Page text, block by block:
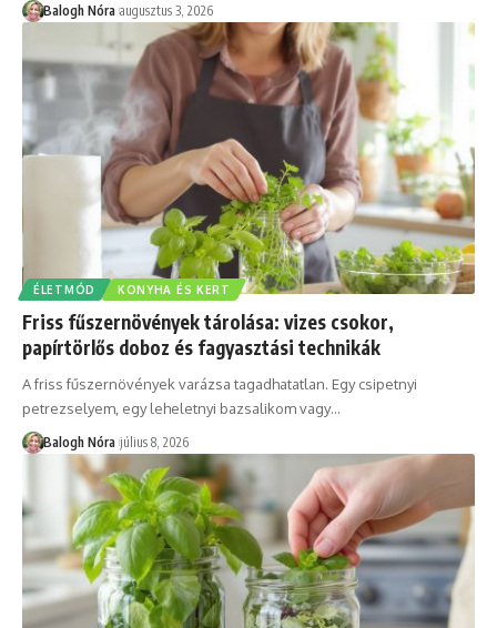
Balogh Nóra augusztus 3, 2026
ÉLETMÓD KONYHA ÉS KERT
Friss fűszernövények tárolása: vizes csokor,
papírtörlős doboz és fagyasztási technikák
A friss fűszernövények varázsa tagadhatatlan. Egy csipetnyi
petrezselyem, egy leheletnyi bazsalikom vagy…
Balogh Nóra július 8, 2026